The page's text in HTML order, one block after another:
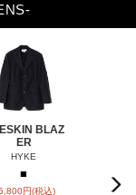
Next
BLAZ
ER
HYKE
■
円(税込) 79,200円(税